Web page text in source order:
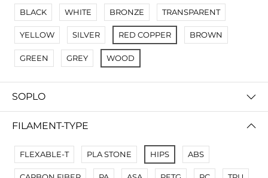
Not Found Filters1
Not Found Filters2
BLACK WHITE BRONZE TRANSPARENT
YELLOW SILVER RED COPPER BROWN
GREEN GREY WOOD
SOPLO
FILAMENT-TYPE
FLEXABLE-T PLA STONE HIPS ABS